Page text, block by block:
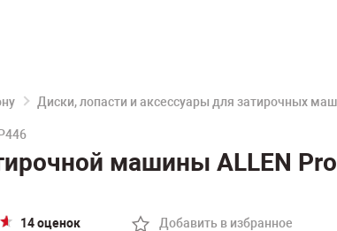
Диски, лопасти и аксессуары для затирочных
машины ALLEN
14 оценок Добавить в избранное